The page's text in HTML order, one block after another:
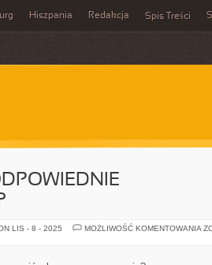
Hiszpania Redakcja Spis Treści
LIS - 8 - 2025 MOŻLIWOŚĆ KOMENTOWANIA